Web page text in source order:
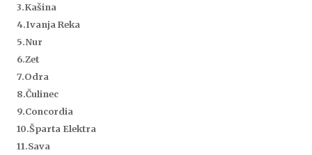
3.Kašina
4.Ivanja Reka
5.Nur
6.Zet
7.Odra
8.Čulinec
9.Concordia
10.Šparta Elektra
11.Sava